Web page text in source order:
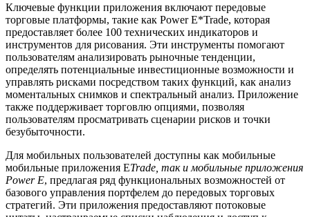
Ключевые функции приложения включают передовые
торговые платформы, такие как Power E*Trade, которая
предоставляет более 100 технических индикаторов и
инструментов для рисования. Эти инструменты помогают
пользователям анализировать рыночные тенденции,
определять потенциальные инвестиционные возможности и
управлять рисками посредством таких функций, как анализ
моментальных снимков и спектральный анализ. Приложение
также поддерживает торговлю опциями, позволяя
пользователям просматривать сценарии рисков и точки
безубыточности.
Для мобильных пользователей доступны как мобильные
мобильные приложения ETrade, так и мобильные приложения
Power E, предлагая ряд функциональных возможностей от
базового управления портфелем до передовых торговых
стратегий. Эти приложения предоставляют потоковые